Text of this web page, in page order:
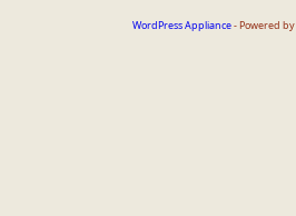
WordPress Appliance- Powered by